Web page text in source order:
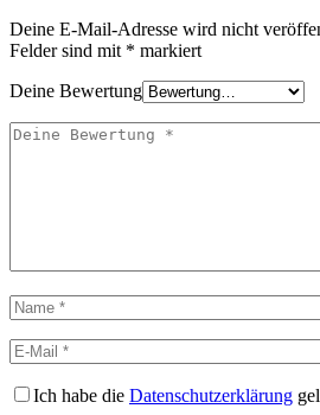
Deine E-Mail-Adresse wird nicht
Felder sind mit * markiert
Deine Bewertung
Ich habe die Datenschutzerklärung